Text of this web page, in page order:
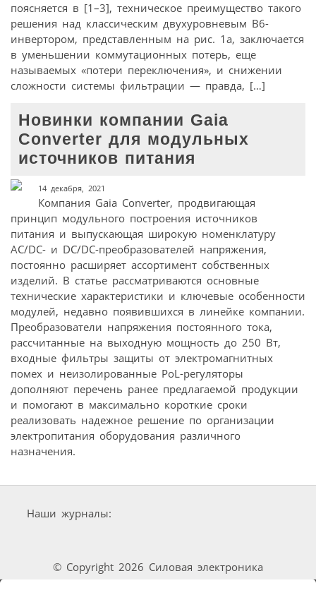
поясняется в [1–3], техническое преимущество такого
решения над классическим двухуровневым В6-
инвертором, представленным на рис. 1а, заключается
в уменьшении коммутационных потерь, еще
называемых «потери переключения», и снижении
сложности системы фильтрации — правда, […]
Новинки компании Gaia
Converter для модульных
источников питания
14 декабря, 2021
Компания Gaia Converter, продвигающая
принцип модульного построения источников
питания и выпускающая широкую номенклатуру
AC/DC- и DC/DC-преобразователей напряжения,
постоянно расширяет ассортимент собственных
изделий. В статье рассматриваются основные
технические характеристики и ключевые особенности
модулей, недавно появившихся в линейке компании.
Преобразователи напряжения постоянного тока,
рассчитанные на выходную мощность до 250 Вт,
входные фильтры защиты от электромагнитных
помех и неизолированные PoL-регуляторы
дополняют перечень ранее предлагаемой продукции
и помогают в максимально короткие сроки
реализовать надежное решение по организации
электропитания оборудования различного
назначения.
Наши журналы:
© Copyright 2026 Силовая электроника